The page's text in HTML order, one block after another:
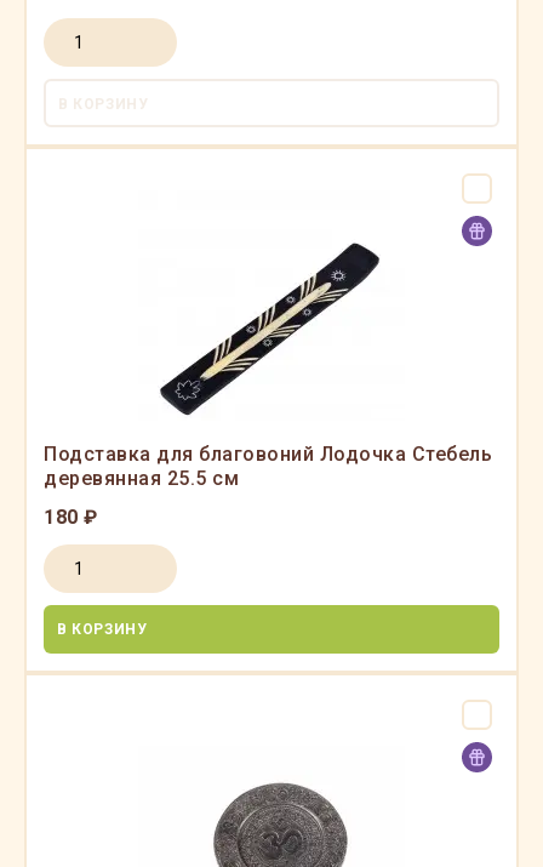
В КОРЗИНУ
Подставка для благовоний Лодочка Стебель
деревянная 25.5 см
180 ₽
В КОРЗИНУ